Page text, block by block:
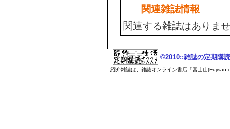
関連雑誌情報
関連する雑誌はありま
©2010::雑誌の定期購
紹介雑誌は、雑誌オンライン書店「富士山